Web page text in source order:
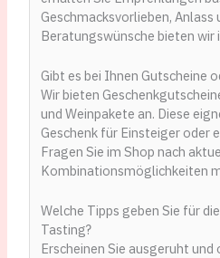
Geschmacksvorlieben,
Beratungswünsche bieten wir
Gibt es bei Ihnen Gutscheine
Wir bieten
und Weinpakete an. Diese
Geschenk für Einsteiger oder
Fragen Sie im Shop nach
Kombinationsmöglichkeiten
Welche Tipps geben Sie für
Tasting?
Erscheinen Sie ausgeruht und